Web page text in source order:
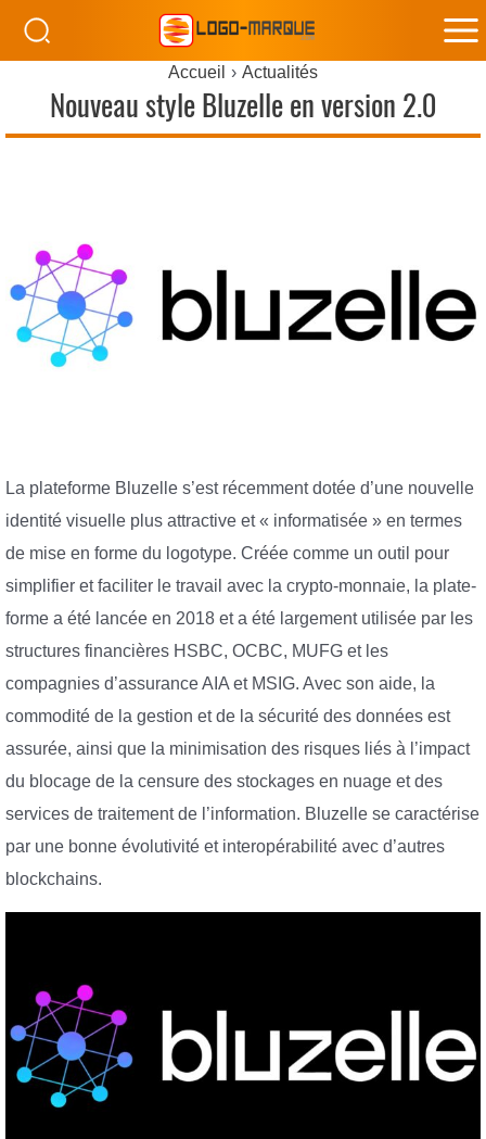
Accueil Actualités
Nouveau style Bluzelle en version 2.0
La plateforme Bluzelle s’est récemment dotée d’une nouvelle
identité visuelle plus attractive et « informatisée » en termes
de mise en forme du logotype. Créée comme un outil pour
simplifier et faciliter le travail avec la crypto-monnaie, la plate-
forme a été lancée en 2018 et a été largement utilisée par les
structures financières HSBC, OCBC, MUFG et les
compagnies d’assurance AIA et MSIG. Avec son aide, la
commodité de la gestion et de la sécurité des données est
assurée, ainsi que la minimisation des risques liés à l’impact
du blocage de la censure des stockages en nuage et des
services de traitement de l’information. Bluzelle se caractérise
par une bonne évolutivité et interopérabilité avec d’autres
blockchains.